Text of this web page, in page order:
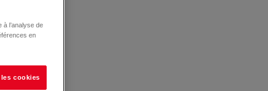
l’analyse de
en
cookies